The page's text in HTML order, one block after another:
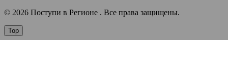
© 2026 Поступи в Регионе . Все права защищены.
Top